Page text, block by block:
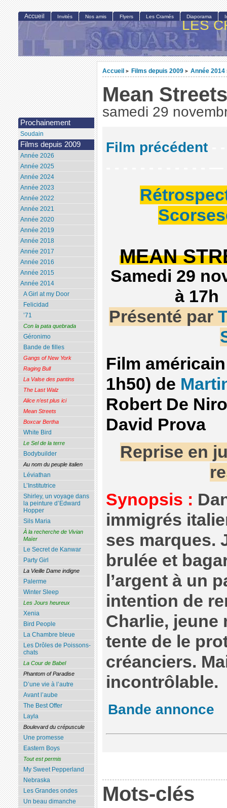
LES
Accueil > Films depuis 2009 > Année 2014
Mean Streets
samedi 29
Film précédent
MEAN
Samedi 29
à 17h
Présenté par
Film
1h50) de
Robert De
David Prova
Reprise en
Synopsis :
immigrés
ses marques.
brulée et
l’argent à un
intention de
Charlie, jeune
tente de le
créanciers.
incontrôlable.
Bande annonce
Mots-clés
Accueil Invités Nos amis Flyers Les Cramés Diaporama
Prochainement
Soudain
Films depuis 2009
Année 2026
Année 2025
Année 2024
Année 2023
Année 2022
Année 2021
Année 2020
Année 2019
Année 2018
Année 2017
Année 2016
Année 2015
Année 2014
A Girl at my Door
Felicidad
’71
Con la pata quebrada
Géronimo
Bande de filles
Gangs of New York
Raging Bull
La Valse des pantins
The Last Walz
Alice n’est plus ici
Mean Streets
Boxcar Bertha
White Bird
Le Sel de la terre
Bodybuilder
Au nom du peuple italien
Léviathan
L’Institutrice
Shirley, un voyage dans
la peinture d’Edward
Hopper
Sils Maria
À la recherche de Vivian
Maïer
Le Secret de Kanwar
Party Girl
La Vieille Dame indigne
Palerme
Winter Sleep
Les Jours heureux
Xenia
Bird People
La Chambre bleue
Les Drôles de Poissons-
chats
La Cour de Babel
Phantom of Paradise
D’une vie à l’autre
Avant l’aube
The Best Offer
Layla
Boulevard du crépuscule
Une promesse
Eastern Boys
Tout est permis
My Sweet Pepperland
Nebraska
Les Grandes ondes
Un beau dimanche